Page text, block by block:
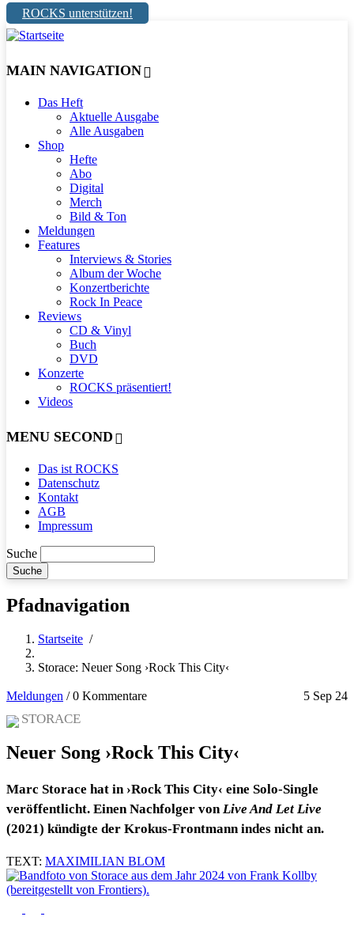
ROCKS unterstützen!
MAIN NAVIGATION
Das Heft
Aktuelle Ausgabe
Alle Ausgaben
Shop
Hefte
Abo
Digital
Merch
Bild & Ton
Meldungen
Features
Interviews & Stories
Album der Woche
Konzertberichte
Rock In Peace
Reviews
CD & Vinyl
Buch
DVD
Konzerte
ROCKS präsentiert!
Videos
MENU SECOND
Das ist ROCKS
Datenschutz
Kontakt
AGB
Impressum
Suche
Pfadnavigation
Startseite /
Storace: Neuer Song ›Rock This City‹
Meldungen 5 Sep 24
/0 Kommentare
STORACE
Neuer Song ›Rock This City‹
Marc Storace hat in ›Rock This City‹ eine Solo-Single
veröffentlicht. Einen Nachfolger vonLive And Let Live
(2021) kündigte der Krokus-Frontmann indes nicht an.
TEXT: MAXIMILIAN BLOM